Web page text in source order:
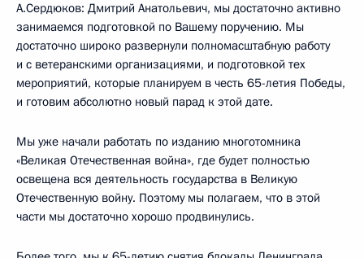
А.Сердюков: Дмитрий Анатольевич, мы достаточно активно
занимаемся подготовкой по Вашему поручению. Мы
достаточно широко развернули полномасштабную работу
и с ветеранскими организациями, и подготовкой тех
мероприятий, которые планируем в честь 65-летия Победы,
и готовим абсолютно новый парад к этой дате.
Мы уже начали работать по изданию многотомника
«Великая Отечественная война», где будет полностью
освещена вся деятельность государства в Великую
Отечественную войну. Поэтому мы полагаем, что в этой
части мы достаточно хорошо продвинулись.